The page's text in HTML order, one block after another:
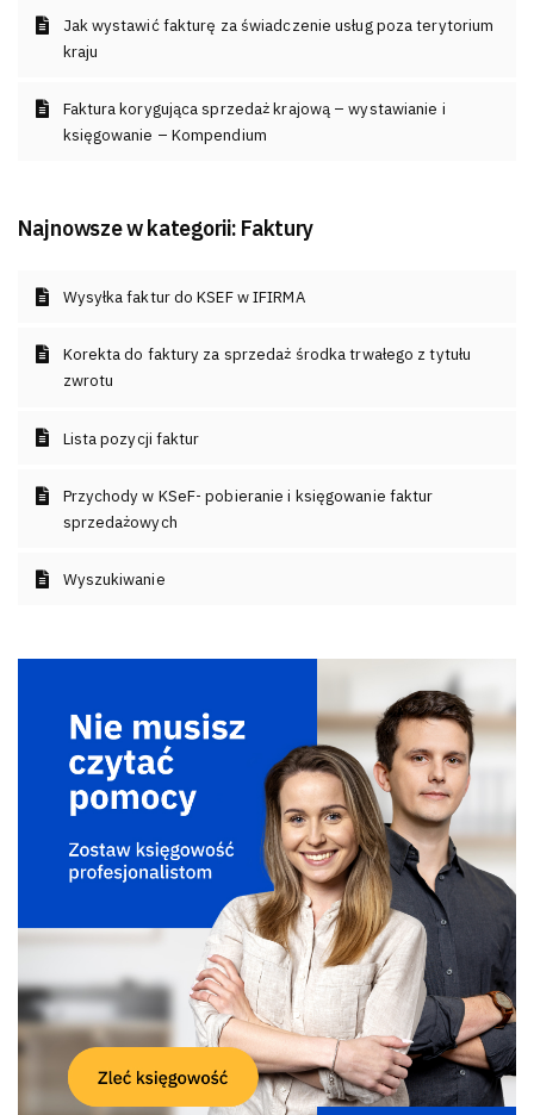
Jak wystawić fakturę za świadczenie usług poza terytorium
kraju
Faktura korygująca sprzedaż krajową – wystawianie i
księgowanie – Kompendium
Najnowsze w kategorii: Faktury
Wysyłka faktur do KSEF w IFIRMA
Korekta do faktury za sprzedaż środka trwałego z tytułu
zwrotu
Lista pozycji faktur
Przychody w KSeF- pobieranie i księgowanie faktur
sprzedażowych
Wyszukiwanie